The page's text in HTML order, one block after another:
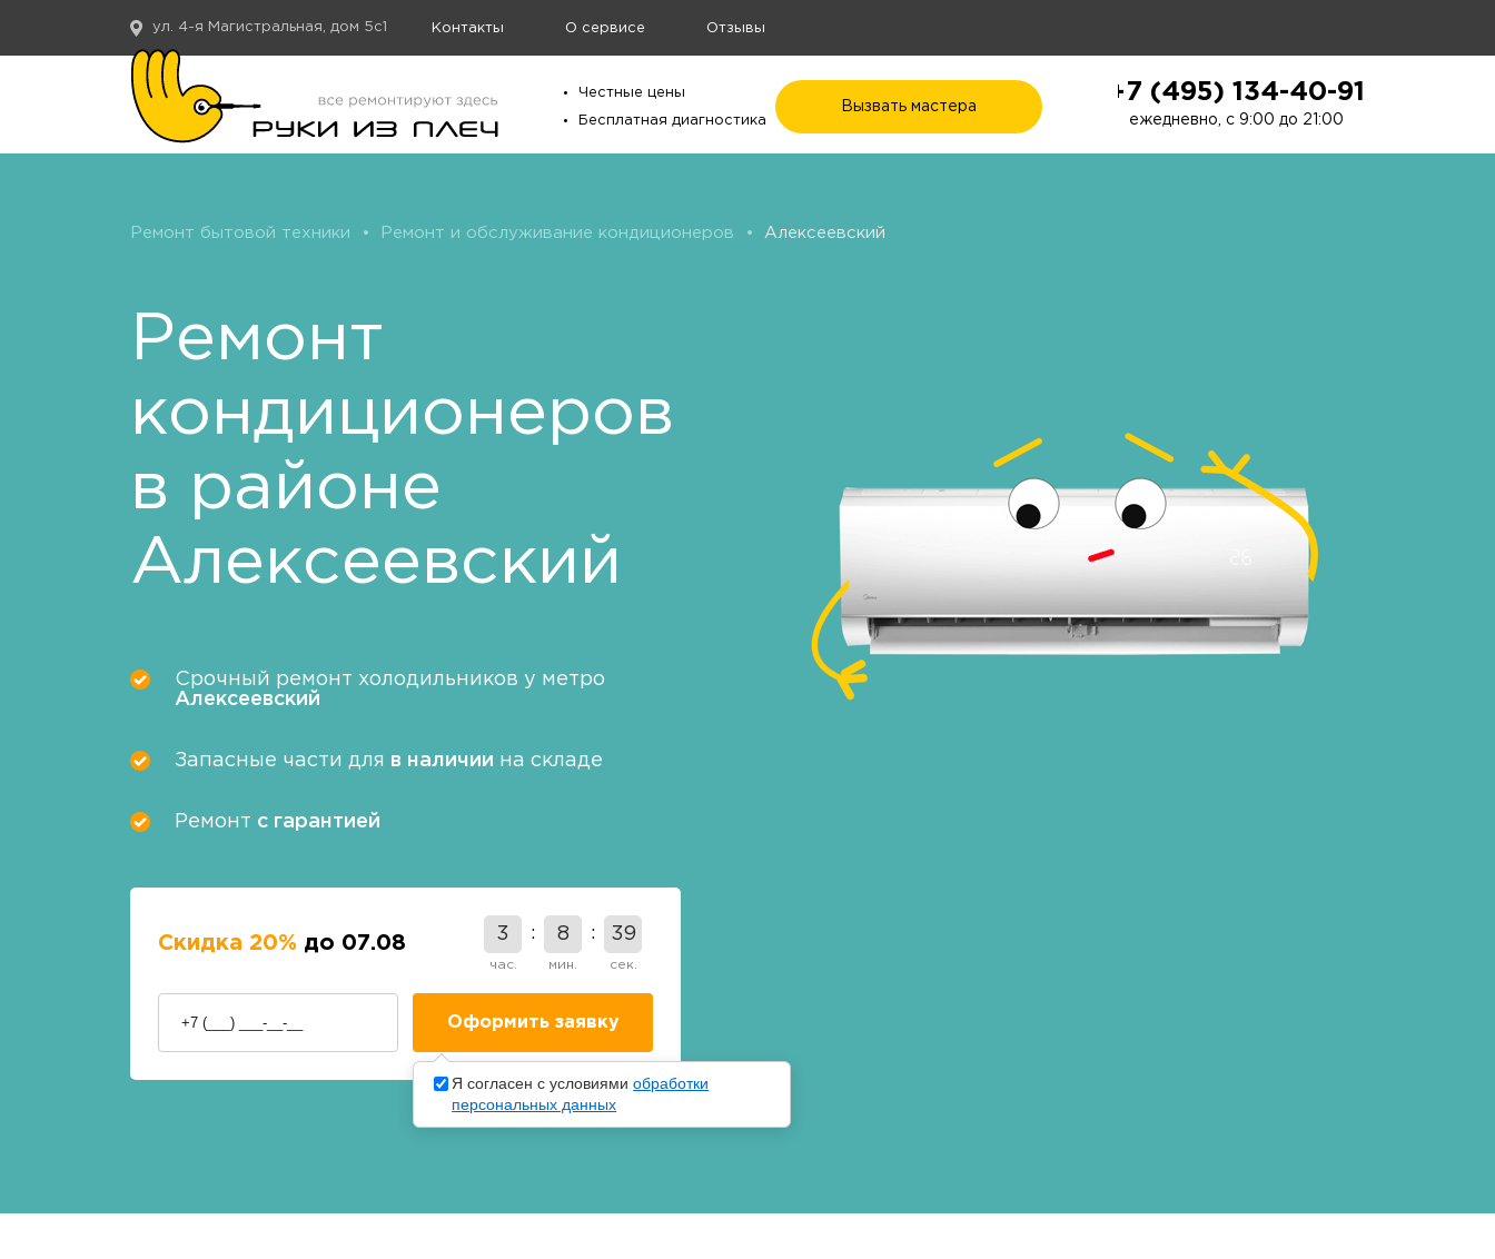
ул. 4-я Магистральная, дом 5с1 Контакты О сервисе Отзывы
Честные цены
Бесплатная диагностика
Вызвать мастера
+7 (495) 134-40-91
ежедневно, с 9:00 до 21:00
Ремонт бытовой техники • Ремонт и обслуживание кондиционеров • Алексеевский
Ремонт
кондиционеров
в районе
Алексеевский
Срочный ремонт холодильников у метро
Алексеевский
Запасные части для в наличии на складе
Ремонт с гарантией
Скидка 20% до 07.08 3
час.
8
мин.
38
сек.
Я согласен с условиямиобработки
персональных данных